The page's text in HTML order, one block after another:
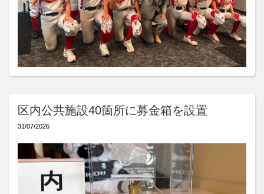
区内公共施設40箇所に募金箱を設置
31/07/2026